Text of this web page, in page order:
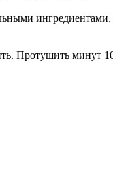
Протушить минут